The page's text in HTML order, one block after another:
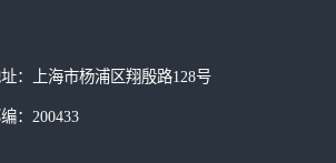
：上海市杨浦区翔殷路128号
：200433